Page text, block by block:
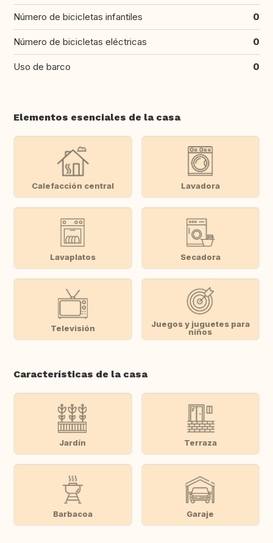
Número de bicicletas infantiles 0
Número de bicicletas eléctricas 0
Uso de barco 0
Elementos esenciales de la casa
Calefacción central Lavadora
Lavaplatos Secadora
Televisión
Juegos y juguetes para
niños
Características de la casa
Jardín Terraza
Barbacoa Garaje